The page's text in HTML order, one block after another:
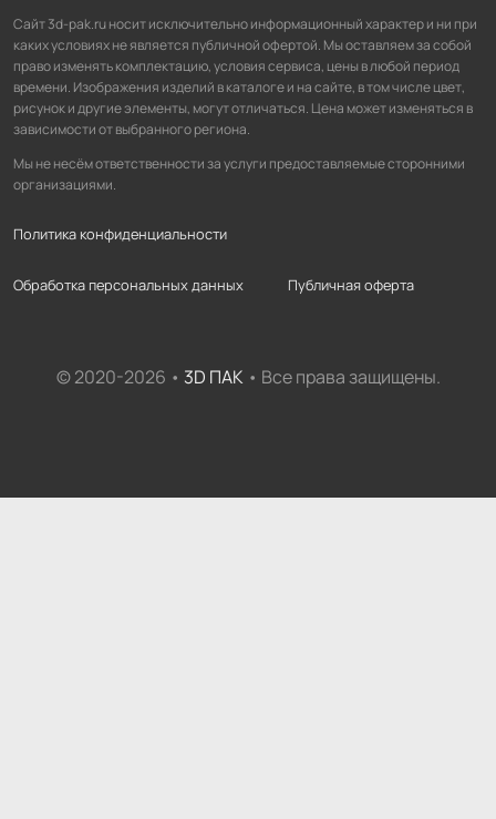
Сайт 3d-pak.ru носит исключительно информационный характер и ни при
каких условиях не является публичной офертой. Мы оставляем за собой
право изменять комплектацию, условия сервиса, цены в любой период
времени. Изображения изделий в каталоге и на сайте, в том числе цвет,
рисунок и другие элементы, могут отличаться. Цена может изменяться в
зависимости от выбранного региона.
Мы не несём ответственности за услуги предоставляемые сторонними
организациями.
Политика конфиденциальности
Обработка персональных данных Публичная оферта
© 2020-2026 • 3D ПАК• Все права защищены.